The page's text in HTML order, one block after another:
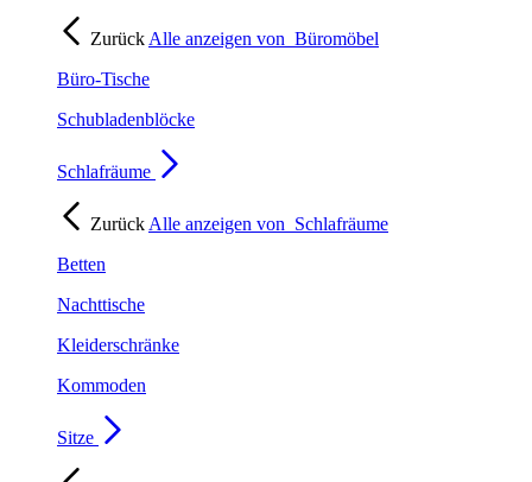
Zurück Alle anzeigen von Büromöbel
Büro-Tische
Schubladenblöcke
Schlafräume
Zurück Alle anzeigen von Schlafräume
Betten
Nachttische
Kleiderschränke
Kommoden
Sitze